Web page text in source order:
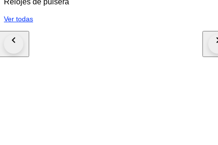
Relojes de pulsera
Ver todas